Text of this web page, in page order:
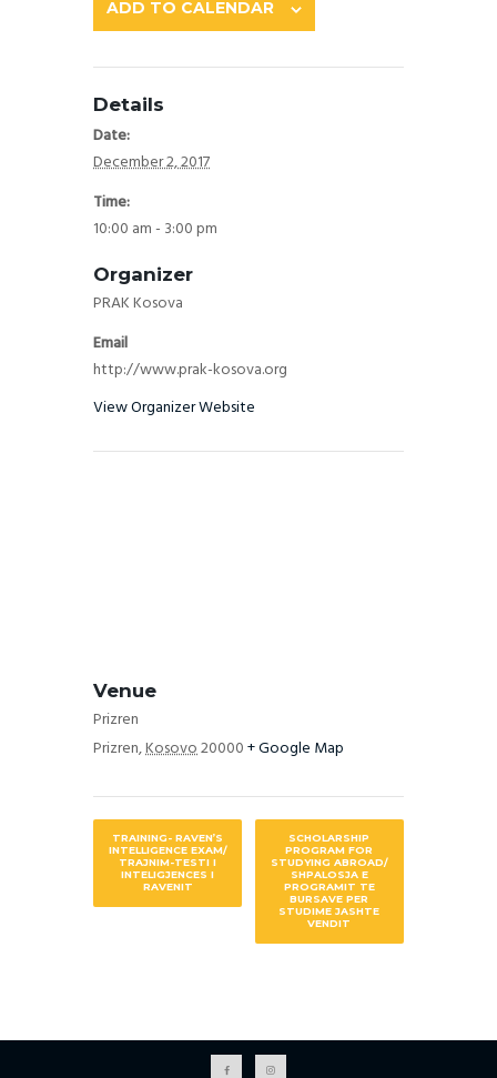
ADD TO CALENDAR
Details
Date:
December 2, 2017
Time:
10:00 am - 3:00 pm
Organizer
PRAK Kosova
Email
http://www.prak-kosova.org
View Organizer Website
Venue
Prizren
Prizren,Kosovo20000+ Google Map
TRAINING- RAVEN’S
INTELLIGENCE EXAM/
TRAJNIM-TESTI I
INTELIGJENCES I
RAVENIT
SCHOLARSHIP
PROGRAM FOR
STUDYING ABROAD/
SHPALOSJA E
PROGRAMIT TE
BURSAVE PER
STUDIME JASHTE
VENDIT